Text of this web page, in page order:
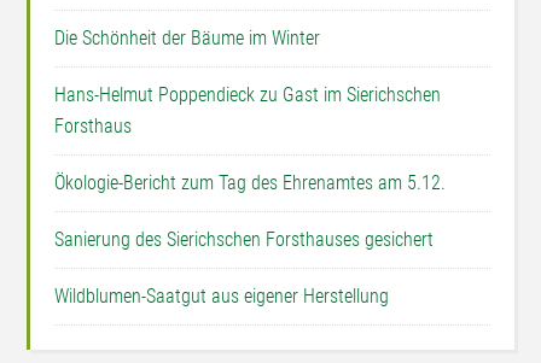
Die Schönheit der Bäume im Winter
Hans-Helmut Poppendieck zu Gast im Sierichschen
Forsthaus
Ökologie-Bericht zum Tag des Ehrenamtes am 5.12.
Sanierung des Sierichschen Forsthauses gesichert
Wildblumen-Saatgut aus eigener Herstellung